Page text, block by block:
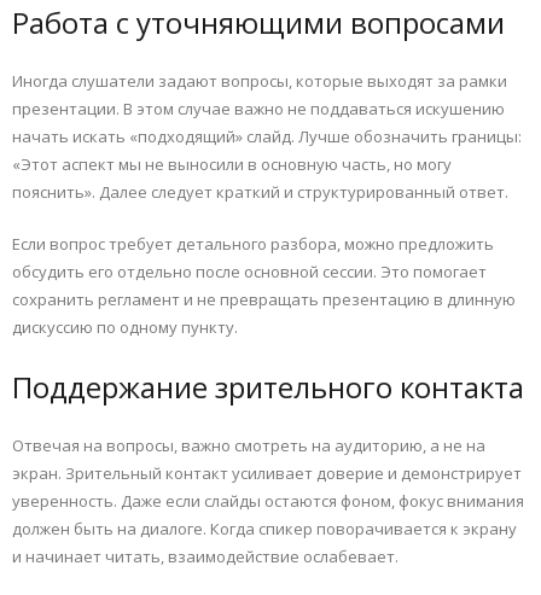
Работа с уточняющими вопросами
Иногда слушатели задают вопросы, которые выходят за рамки
презентации. В этом случае важно не поддаваться искушению
начать искать «подходящий» слайд. Лучше обозначить границы:
«Этот аспект мы не выносили в основную часть, но могу
пояснить». Далее следует краткий и структурированный ответ.
Если вопрос требует детального разбора, можно предложить
обсудить его отдельно после основной сессии. Это помогает
сохранить регламент и не превращать презентацию в длинную
дискуссию по одному пункту.
Поддержание зрительного контакта
Отвечая на вопросы, важно смотреть на аудиторию, а не на
экран. Зрительный контакт усиливает доверие и демонстрирует
уверенность. Даже если слайды остаются фоном, фокус внимания
должен быть на диалоге. Когда спикер поворачивается к экрану
и начинает читать, взаимодействие ослабевает.